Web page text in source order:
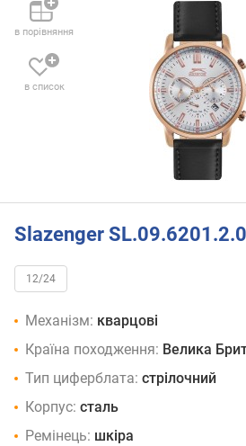
в порівняння
в список
Slazenger
12/24
Механізм: кварцові
Країна походження: Велика
Тип циферблата: стрілочний
Корпус: сталь
Ремінець: шкіра